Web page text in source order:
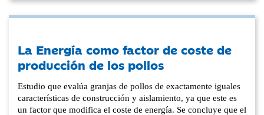
La Energía como factor de coste de
producción de los pollos
Estudio que evalúa granjas de pollos de exactamente iguales
características de construcción y aislamiento, ya que este es
un factor que modifica el coste de energía. Se concluye que el